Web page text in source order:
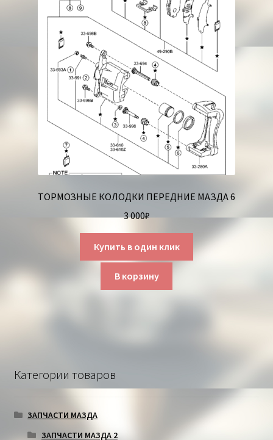
ТОРМОЗНЫЕ КОЛОДКИ ПЕРЕДНИЕ МАЗДА 6
3 000₽
Купить в один клик
В корзину
Категории товаров
ЗАПЧАСТИ МАЗДА
ЗАПЧАСТИ МАЗДА 2